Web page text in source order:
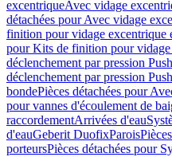
excentriqueAvec vidage
détachées pour Avec vidage
finition pour vidage excentrique
pour Kits de finition pour vidage
déclenchement par pression
déclenchement par pression
bondePièces détachées pour
pour vannes d'écoulement de
raccordementArrivées d'eau
d'eauGeberit DuofixParois
porteursPièces détachées pour